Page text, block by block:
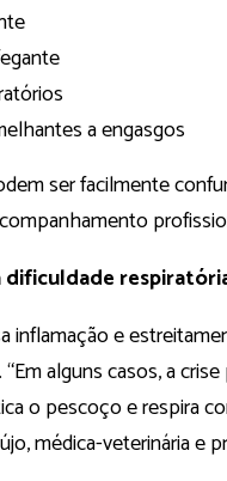
a engasgos
ser facilmente
dificuldade
inflamação e
alguns casos, a
o pescoço e respira
médica-veterinária e